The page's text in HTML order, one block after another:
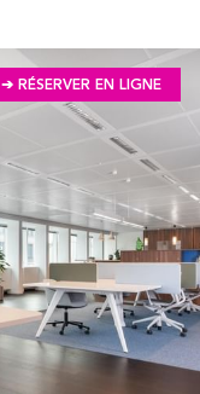
➔ RÉSERVER EN LIGNE